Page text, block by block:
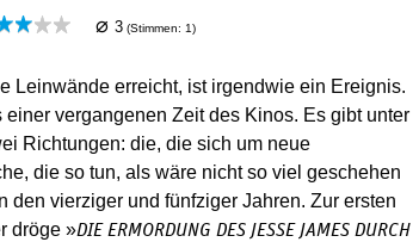
⌀ 3 (Stimmen: 1)
Leinwände erreicht, ist irgendwie ein Ereignis.
vergangenen Zeit des Kinos. Es gibt unter
Richtungen: die, die sich um neue
die so tun, als wäre nicht so viel geschehen
den vierziger und fünfziger Jahren. Zur ersten
dröge »DIE ERMORDUNG DES JESSE JAMES DURCH